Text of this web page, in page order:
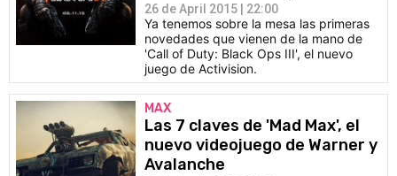
26 de April 2015 | 22:00
Ya tenemos sobre la mesa las primeras
novedades que vienen de la mano de
'Call of Duty: Black Ops III', el nuevo
juego de Activision.
MAX
Las 7 claves de 'Mad Max', el
nuevo videojuego de Warner y
Avalanche